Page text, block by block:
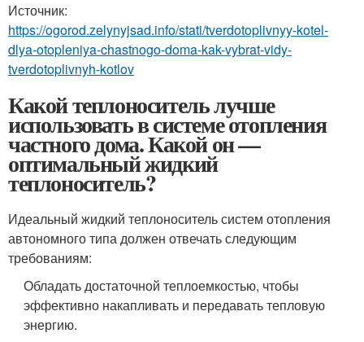
Источник:
https://ogorod.zelynyjsad.info/stati/tverdotoplivnyy-kotel-
dlya-otopleniya-chastnogo-doma-kak-vybrat-vidy-
tverdotoplivnyh-kotlov
Какой теплоноситель лучше
использовать в системе отопления
частного дома. Какой он —
оптимальный жидкий
теплоноситель?
Идеальный жидкий теплоноситель систем отопления
автономного типа должен отвечать следующим
требованиям:
Обладать достаточной теплоемкостью, чтобы
эффективно накапливать и передавать тепловую
энергию.